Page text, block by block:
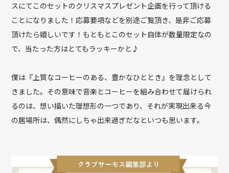
スにてこのセットのクリスマスプレゼント企画を行って頂ける
ことになりました！応募要項などを別途ご覧頂き、是非ご応募
頂けたら嬉しいです！もともとこのセット自体が数量限定なの
で、当たった方はとてもラッキーかと♪
僕は『上質なコーヒーのある、豊かなひととき』を理念として
きました。その意味で音楽とコーヒーを組み合わせて届けられ
るのは、想い描いた理想形の一つであり、それが実現出来る今
の居場所は、偶然にしちゃ出来過ぎだなといつも思います。